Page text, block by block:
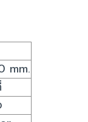
mm.